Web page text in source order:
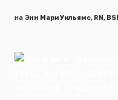
на Энн Мари Уильямс, RN,